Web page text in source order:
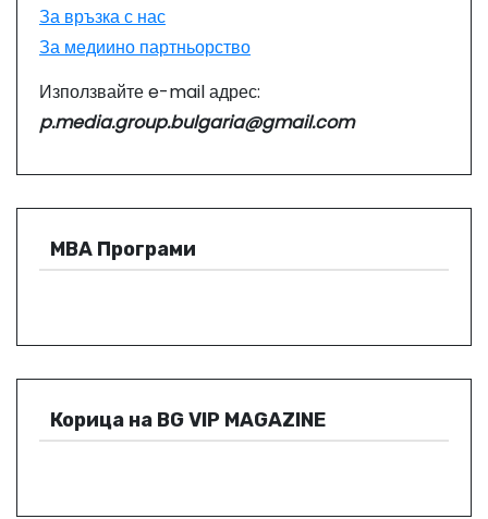
За връзка с нас
За медиино партньорство
Използвайте e-mail адрес:
p.media.group.bulgaria@gmail.com
МВА Програми
Корица на BG VIP MAGAZINE